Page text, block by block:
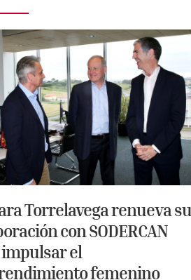
Torrelavega renueva su
con SODERCAN
el
femenino